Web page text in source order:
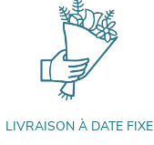
LIVRAISON À DATE FIXE